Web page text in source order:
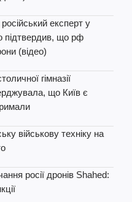
експерт у
підтвердив, що рф
(відео)
гімназії
що Київ є
військову техніку на
росії дронів Shahed: